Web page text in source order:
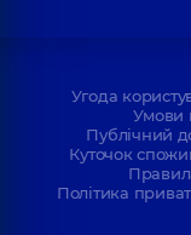
Угода
Умови
Публічний
Куточок
Політика